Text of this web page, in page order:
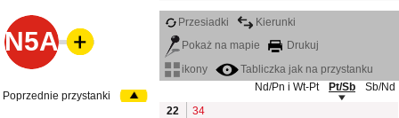
N5A
Przesiadki
Kierunki
Pokaż na mapie
Drukuj
ikony
Tabliczka jak na przystanku
Nd/Pn i Wt-Pt
Pt/Sb
Sb/Nd
22
34
Poprzednie przystanki